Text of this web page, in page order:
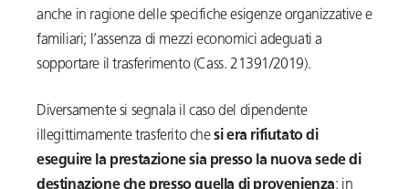
anche in ragione delle specifiche esigenze organizzative e
familiari; l’assenza di mezzi economici adeguati a
sopportare il trasferimento (Cass. 21391/2019).
Diversamente si segnala il caso del dipendente
illegittimamente trasferito chesi era rifiutato di
eseguire la prestazione sia presso la nuova sede di
destinazione che presso quella di provenienza: in